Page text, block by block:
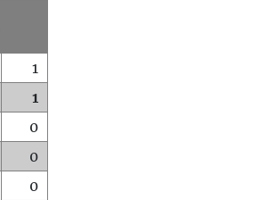
1
1
0
0
0